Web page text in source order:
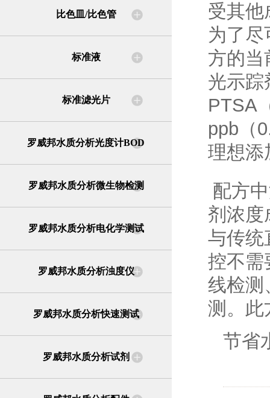
比色皿/比色管
标准液
标准滤光片
罗威邦水质分析光度计BOD
罗威邦水质分析微生物检测
罗威邦水质分析电化学测试
罗威邦水质分析浊度仪
罗威邦水质分析快速测试
罗威邦水质分析试剂
受其他
为了
方的当
光示踪
PTSA
ppb （
理想添
配方
剂浓度
与传统
控不需
线检测
测。此
节省